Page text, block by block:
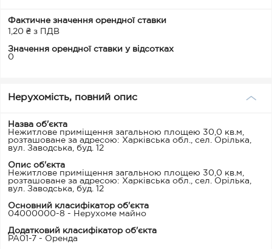
Фактичне значення орендної ставки
1,20 ₴ з ПДВ
Значення орендної ставки у відсотках
0
Нерухомість, повний опис
Назва об'єкта
Нежитлове приміщення загальною площею 30,0 кв.м,
розташоване за адресою: Харківська обл., сел. Орілька,
вул. Заводська, буд. 12
Опис об'єкта
Нежитлове приміщення загальною площею 30,0 кв.м,
розташоване за адресою: Харківська обл., сел. Орілька,
вул. Заводська, буд. 12
Основний класифікатор об'єкта
04000000-8 - Нерухоме майно
Додатковий класифікатор об'єкта
PA01-7 - Оренда